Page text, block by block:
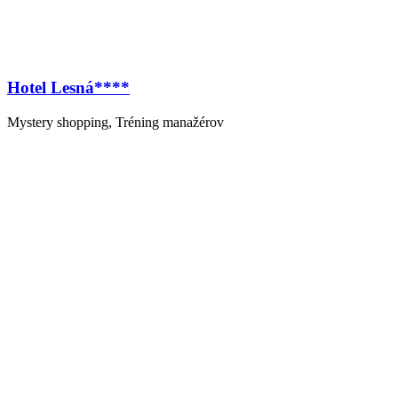
Hotel Lesná****
Mystery shopping, Tréning manažérov